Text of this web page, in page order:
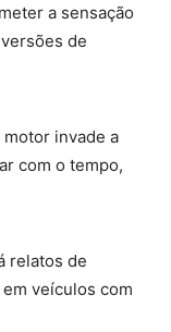
a sensação
de
invade a
com o tempo,
relatos de
veículos com